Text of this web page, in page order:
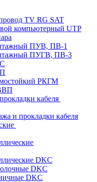
TV RG SAT
компьютерный UTP
ПУВ, ПВ-1
ПУГВ, ПВ-3
РКГМ
кабеля
и прокладки кабеля
DKC
DKC
DKC